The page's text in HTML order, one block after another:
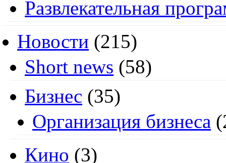
Развлекательная
Новости (215)
Short news (58)
Бизнес (35)
Организация бизнеса
Кино (3)